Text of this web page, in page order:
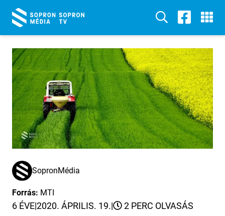
SopronMédia
Forrás: MTI
6 ÉVE|2020. ÁPRILIS. 19.| 2 PERC OLVASÁS